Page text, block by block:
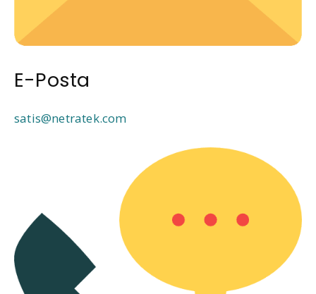
E-Posta
satis@netratek.com